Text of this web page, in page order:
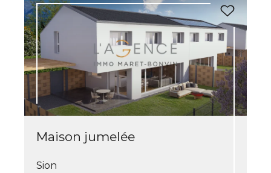
Maison jumelée
Sion